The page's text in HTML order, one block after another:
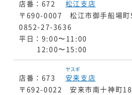
店番：672 松江 支店
〒690-0007 松江市御手船場
0852-27-3636
平日：9:00〜11:00
12:00〜15:00
店番：673 安来
ヤスギ
支店
〒692-0022 安来市南十神町